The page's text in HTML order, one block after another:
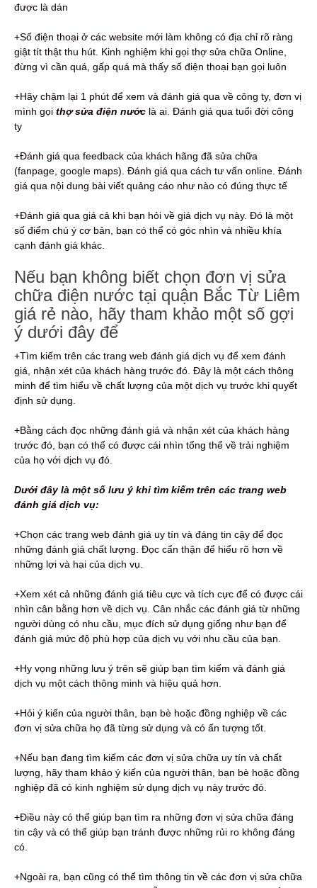
được là dán
+Số điện thoại ở các website mới làm không có địa chỉ rõ ràng
giật tít thật thu hút. Kinh nghiệm khi gọi thợ sửa chữa Online,
đừng vì cần quá, gấp quá mà thấy số điện thoại bạn gọi luôn
+Hãy chậm lại 1 phút để xem và đánh giá qua về công ty, đơn vị
mình gọi thợ sửa điện nước là ai. Đánh giá qua tuổi đời công
ty
+Đánh giá qua feedback của khách hãng đã sửa chữa
(fanpage, google maps). Đánh giá qua cách tư vấn online. Đánh
giá qua nội dung bài viết quảng cáo như nào có đúng thực tế
+Đánh giá qua giá cả khi bạn hỏi về giá dịch vụ này. Đó là một
số điểm chú ý cơ bản, bạn có thể có góc nhìn và nhiều khía
cạnh đánh giá khác.
Nếu bạn không biết chọn đơn vị sửa
chữa điện nước tại quận Bắc Từ Liêm
giá rẻ nào, hãy tham khảo một số gợi
ý dưới đây để
+Tìm kiếm trên các trang web đánh giá dịch vụ để xem đánh
giá, nhận xét của khách hàng trước đó. Đây là một cách thông
minh để tìm hiểu về chất lượng của một dịch vụ trước khi quyết
định sử dụng.
+Bằng cách đọc những đánh giá và nhận xét của khách hàng
trước đó, bạn có thể có được cái nhìn tổng thể về trải nghiệm
của họ với dịch vụ đó.
Dưới đây là một số lưu ý khi tìm kiếm trên các trang web
đánh giá dịch vụ:
+Chọn các trang web đánh giá uy tín và đáng tin cậy để đọc
những đánh giá chất lượng. Đọc cẩn thận để hiểu rõ hơn về
những lợi và hại của dịch vụ.
+Xem xét cả những đánh giá tiêu cực và tích cực để có được cái
nhìn cân bằng hơn về dịch vụ. Cân nhắc các đánh giá từ những
người dùng có nhu cầu, mục đích sử dụng giống như bạn để
đánh giá mức độ phù hợp của dịch vụ với nhu cầu của bạn.
+Hy vọng những lưu ý trên sẽ giúp bạn tìm kiếm và đánh giá
dịch vụ một cách thông minh và hiệu quả hơn.
+Hỏi ý kiến ​​của người thân, bạn bè hoặc đồng nghiệp về các
đơn vị sửa chữa họ đã từng sử dụng và có ấn tượng tốt.
+Nếu bạn đang tìm kiếm các đơn vị sửa chữa uy tín và chất
lượng, hãy tham khảo ý kiến ​​của người thân, bạn bè hoặc đồng
nghiệp đã có kinh nghiệm sử dụng dịch vụ này trước đó.
+Điều này có thể giúp bạn tìm ra những đơn vị sửa chữa đáng
tin cậy và có thể giúp bạn tránh được những rủi ro không đáng
có.
+Ngoài ra, bạn cũng có thể tìm thông tin về các đơn vị sửa chữa